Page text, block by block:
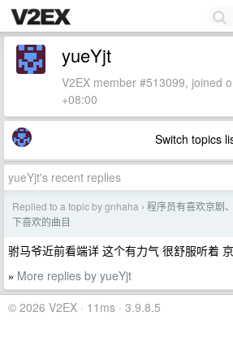
yueYjt
V2EX member #513099, joined
+08:00
Switch topics
yueYjt's recent replies
Replied to a topic by gnhaha › 程序员有喜欢京剧
下喜欢的曲目
驸马爷近前看端详 这个有力气 很舒服听着
» More replies by yueYjt
© 2026 V2EX · 11ms · 3.9.8.5